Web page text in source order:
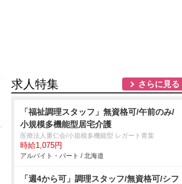
求人特集 さらに見る
「福祉調理スタッフ」無資格可/午前のみ/
小規模多機能型居宅介護
医療法人重仁会/小規模多機能型 レガート青葉
時給1,075円
アルバイト・パート / 北海道
「週4から可」調理スタッフ/無資格可/シフ